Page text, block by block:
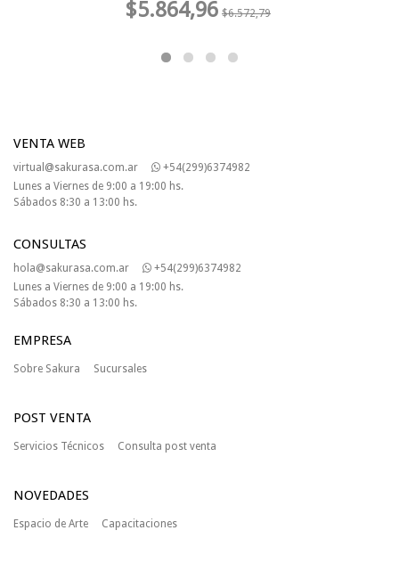
$5.864,96 $6.572,79
VENTA WEB
virtual@sakurasa.com.ar
+54(299)6374982
Lunes a Viernes de 9:00 a 19:00 hs.
Sábados 8:30 a 13:00 hs.
CONSULTAS
hola@sakurasa.com.ar
+54(299)6374982
Lunes a Viernes de 9:00 a 19:00 hs.
Sábados 8:30 a 13:00 hs.
EMPRESA
Sobre Sakura Sucursales
POST VENTA
Servicios Técnicos Consulta post venta
NOVEDADES
Espacio de Arte Capacitaciones